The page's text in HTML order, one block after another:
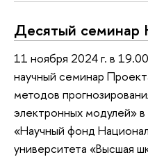
Десятый семинар
11 ноября 2024 г. в
научный семинар
методов
электронных модулей»
«Научный фонд
университета «Высшая